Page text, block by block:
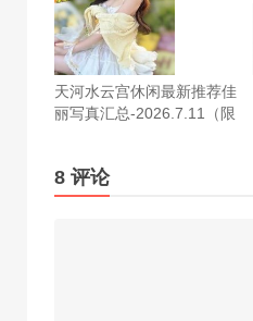
天河水云宫休闲最新推荐佳
丽写真汇总-2026.7.11（限
8 评论